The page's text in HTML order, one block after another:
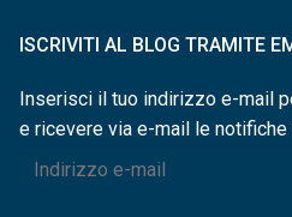
ISCRIVITI AL BLOG TRAMITE
Inserisci il tuo indirizzo e-mail
e ricevere via e-mail le notifiche
Indirizzo